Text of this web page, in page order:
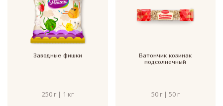
Заводные фишки
250 г | 1 кг
Батончик козинак
подсолнечный
50 г | 50 г